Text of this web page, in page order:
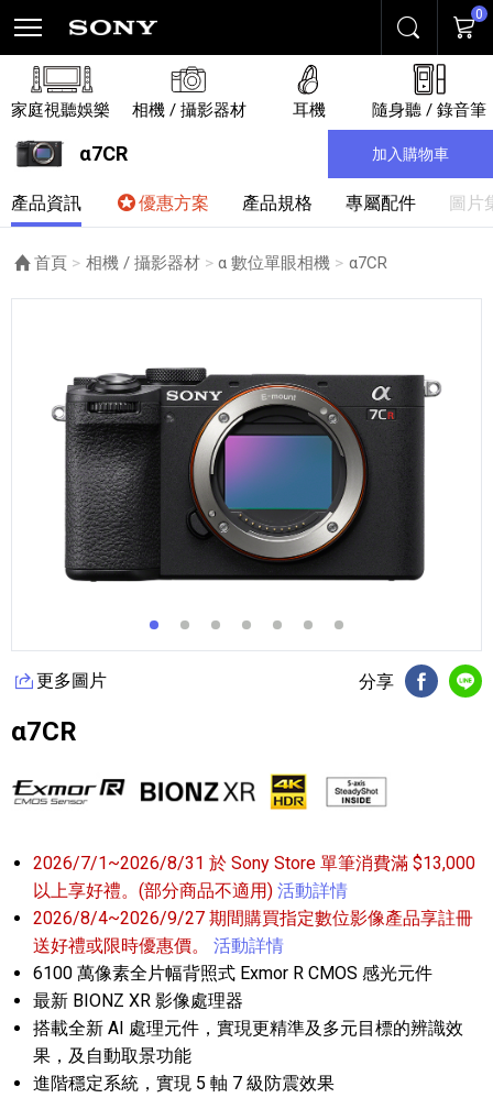
搜尋 購物
0
家庭視聽娛樂 相機 / 攝影器材 耳機 隨身聽 / 錄音筆
α7CR 加入購物車
產品資訊 優惠方案 產品規格 專屬配件 圖片
首頁 相機 / 攝影器材 α 數位單眼相機 目前頁面：
α7CR
更多圖片 分享
FB分享
α7CR
2026/7/1~2026/8/31 於 Sony Store 單筆消費滿 $13,000
以上享好禮。(部分商品不適用) 活動詳情
2026/8/4~2026/9/27 期間購買指定數位影像產品享註冊
送好禮或限時優惠價。
活動詳情
6100 萬像素全片幅背照式 Exmor R CMOS 感光元件
最新 BIONZ XR 影像處理器
搭載全新 AI 處理元件，實現更精準及多元目標的辨識效
果，及自動取景功能
進階穩定系統，實現 5 軸 7 級防震效果